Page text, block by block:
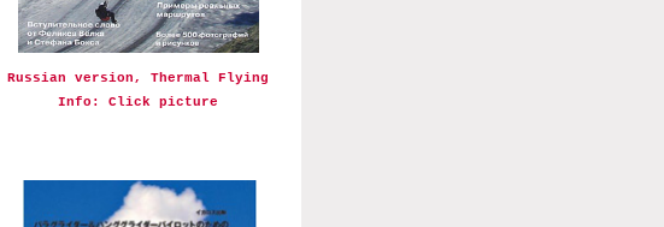
Russian version, Thermal Flying
Info: Click picture